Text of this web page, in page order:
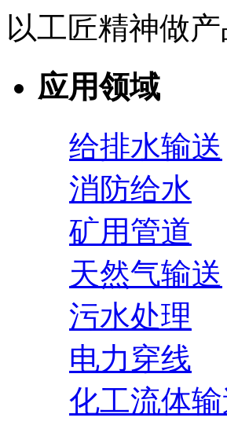
以工匠精神做
应用领域
给排水输送
消防给水
矿用管道
天然气输送
污水处理
电力穿线
化工流体输